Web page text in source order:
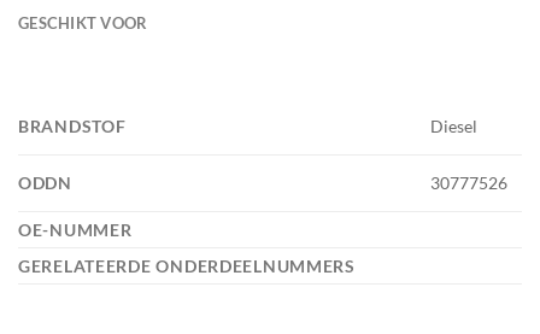
GESCHIKT VOOR
BRANDSTOF Diesel
ODDN 30777526
OE-NUMMER
GERELATEERDE ONDERDEELNUMMERS